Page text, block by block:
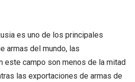
es uno de los principales
armas del mundo, las
este campo son menos de la mitad
las exportaciones de armas de